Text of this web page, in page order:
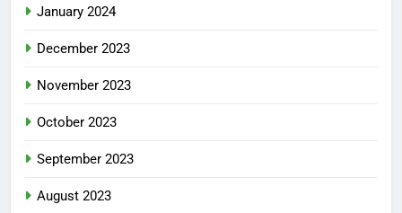
January 2024
December 2023
November 2023
October 2023
September 2023
August 2023